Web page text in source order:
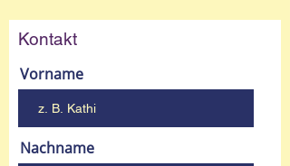
Kontakt
Vorname
Nachname